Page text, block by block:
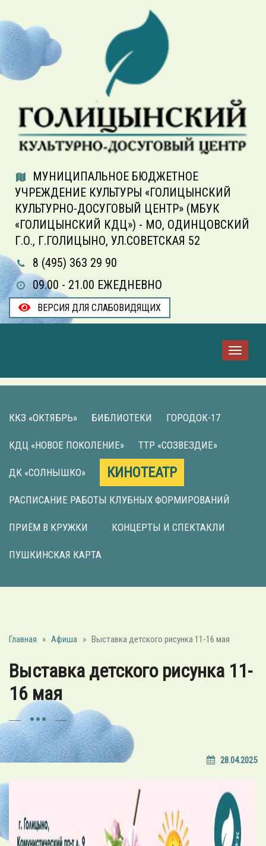
МУНИЦИПАЛЬНОЕ БЮДЖЕТНОЕ
УЧРЕЖДЕНИЕ КУЛЬТУРЫ «ГОЛИЦЫНСКИЙ
КУЛЬТУРНО-ДОСУГОВЫЙ ЦЕНТР» (МБУК
«ГОЛИЦЫНСКИЙ КДЦ») - МО, ОДИНЦОВСКИЙ
Г.О., Г.ГОЛИЦЫНО, УЛ.СОВЕТСКАЯ 52
8 (495) 363 29 90
09.00 - 21.00 ЕЖЕДНЕВНО
ВЕРСИЯ ДЛЯ СЛАБОВИДЯЩИХ
ККЗ «ОКТЯБРЬ» БИБЛИОТЕКИ ГОРОДОК-17
КДЦ «НОВОЕ ПОКОЛЕНИЕ» ТТР «СОЗВЕЗДИЕ»
ДК «СОЛНЫШКО» КИНОТЕАТР
РАСПИСАНИЕ РАБОТЫ КЛУБНЫХ ФОРМИРОВАНИЙ
ПРИЁМ В КРУЖКИ КОНЦЕРТЫ И СПЕКТАКЛИ
ПУШКИНСКАЯ КАРТА
Главная » Афиша » Выставка детского рисунка 11-16 мая
Выставка детского рисунка 11-
16 мая
28.04.2025